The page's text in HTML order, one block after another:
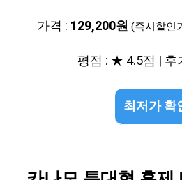
가격 : 129,200원 (즉시할인
평점 : ★ 4.5점 | 후
최저가 확